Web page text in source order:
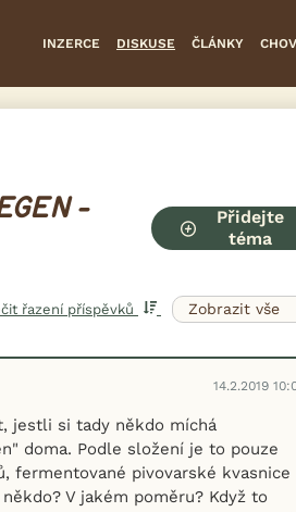
INZERCE DISKUSE ČLÁNKY
-
Přidejte
téma
řazení příspěvků
14.2.2019
jestli si tady někdo míchá
doma. Podle složení je to pouze
fermentované pivovarské kvasnice
V jakém poměru? Když to